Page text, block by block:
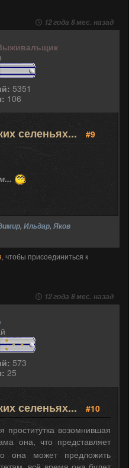
12 года 8 мес. назад
5351
106
селеньях... #9
, Ильдар, Яков
, чтобы присоединиться к
12 года 8 мес. назад
573
25
селеньях...
#10
возомнившая
она, что представляет
она может предложить